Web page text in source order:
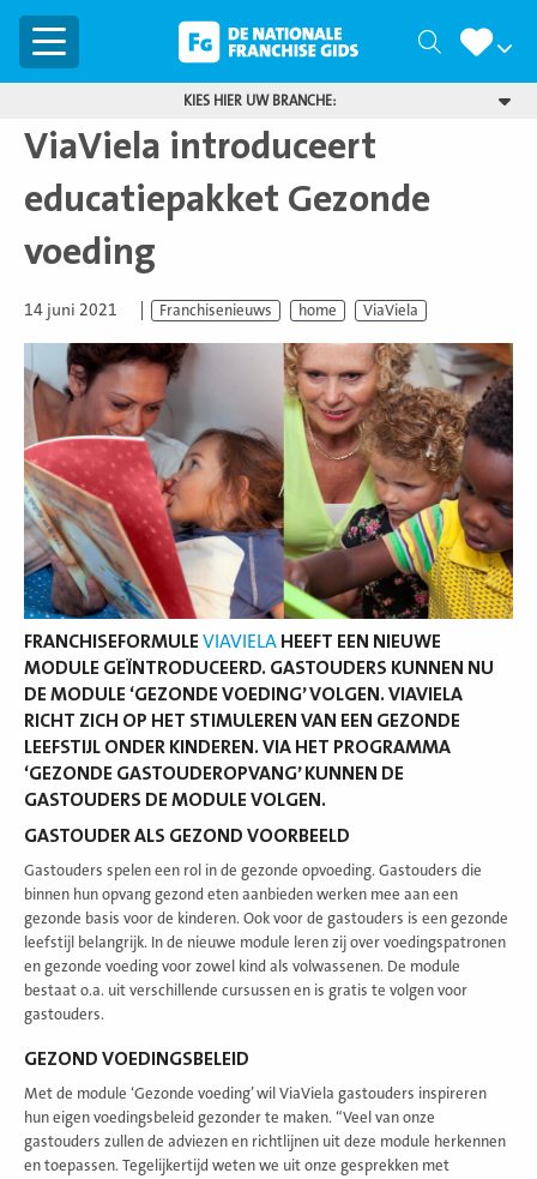
Menu Zoeken
KIES HIER UW BRANCHE:
ViaViela introduceert
educatiepakket Gezonde
voeding
14 juni 2021 Franchisenieuws home ViaViela
FRANCHISEFORMULE VIAVIELA HEEFT EEN NIEUWE
MODULE GEÏNTRODUCEERD. GASTOUDERS KUNNEN NU
DE MODULE ‘GEZONDE VOEDING’ VOLGEN. VIAVIELA
RICHT ZICH OP HET STIMULEREN VAN EEN GEZONDE
LEEFSTIJL ONDER KINDEREN. VIA HET PROGRAMMA
‘GEZONDE GASTOUDEROPVANG’ KUNNEN DE
GASTOUDERS DE MODULE VOLGEN.
GASTOUDER ALS GEZOND VOORBEELD
Gastouders spelen een rol in de gezonde opvoeding. Gastouders die
binnen hun opvang gezond eten aanbieden werken mee aan een
gezonde basis voor de kinderen. Ook voor de gastouders is een gezonde
leefstijl belangrijk. In de nieuwe module leren zij over voedingspatronen
en gezonde voeding voor zowel kind als volwassenen. De module
bestaat o.a. uit verschillende cursussen en is gratis te volgen voor
gastouders.
GEZOND VOEDINGSBELEID
Met de module ‘Gezonde voeding’ wil ViaViela gastouders inspireren
hun eigen voedingsbeleid gezonder te maken. “Veel van onze
gastouders zullen de adviezen en richtlijnen uit deze module herkennen
en toepassen. Tegelijkertijd weten we uit onze gesprekken met